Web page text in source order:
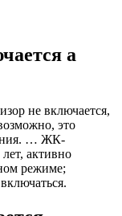
а
не включается,
это
… ЖК-
активно
режиме;